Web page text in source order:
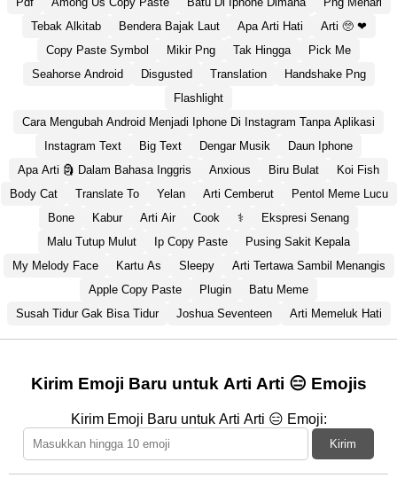
Tebak Alkitab
Bendera Bajak Laut Apa Arti Hati
Arti 🥺 ❤
Copy Paste Symbol
Mikir Png Tak Hingga
Pick Me
Seahorse Android
Disgusted Translation
Handshake Png
Flashlight
Cara Mengubah Android Menjadi Iphone Di Instagram Tanpa Aplikasi
Instagram Text
Big Text Dengar Musik
Daun Iphone
Apa Arti 🗿 Dalam Bahasa Inggris
Anxious Biru Bulat
Koi Fish
Body Cat
Translate To Yelan Arti Cemberut
Pentol Meme Lucu
Bone
Kabur Arti Air Cook ⚕️
Ekspresi Senang
Malu Tutup Mulut
Ip Copy Paste
Pusing Sakit Kepala
My Melody Face
Kartu As Sleepy
Arti Tertawa Sambil Menangis
Apple Copy Paste
Plugin
Batu Meme
Susah Tidur Gak Bisa Tidur
Joshua Seventeen Arti Memeluk Hati
Kirim Emoji Baru untuk Arti Arti 😑 Emojis
Kirim Emoji Baru untuk Arti Arti 😑 Emoji:
Kirim